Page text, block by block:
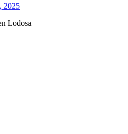
2025
Lodosa